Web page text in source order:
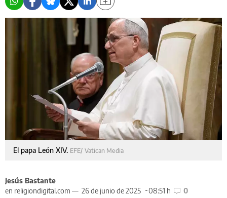
El papa León XIV. EFE/ Vatican Media
Jesús Bastante
en religiondigital.com — 26 de junio de 2025 08:51 h 0